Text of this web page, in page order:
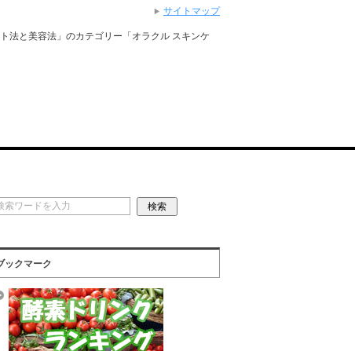
法と美容法」のカテゴリー「オラクル スキンケ
ックマーク
サイトマップ